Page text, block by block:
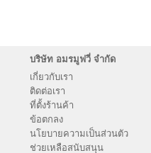
บริษัท อมรมูฟวี่ จำกัด
เกี่ยวกับเรา
ติดต่อเรา
ที่ตั้งร้านค้า
ข้อตกลง
นโยบายความเป็นส่วนตัว
ช่วยเหลือสนับสนุน